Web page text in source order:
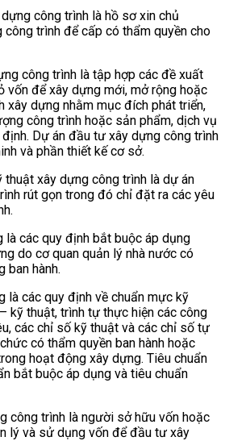
công trình là hồ sơ xin chủ
trình để cấp có thẩm quyền cho
công trình là tập hợp các đề xuất
vốn để xây dựng mới, mở rộng hoặc
xây dựng nhằm mục đích phát triển,
công trình hoặc sản phẩm, dịch vụ
Dự án đầu tư xây dựng công trình
và phần thiết kế cơ sở.
thuật xây dựng công trình là dự án
rút gọn trong đó chỉ đặt ra các yêu
là các quy định bắt buộc áp dụng
do cơ quan quản lý nhà nước có
ban hành.
là các quy định về chuẩn mực kỹ
kỹ thuật, trình tự thực hiện các công
các chỉ số kỹ thuật và các chỉ số tự
có thẩm quyền ban hành hoặc
hoạt động xây dựng. Tiêu chuẩn
bắt buộc áp dụng và tiêu chuẩn
công trình là người sở hữu vốn hoặc
lý và sử dụng vốn để đầu tư xây